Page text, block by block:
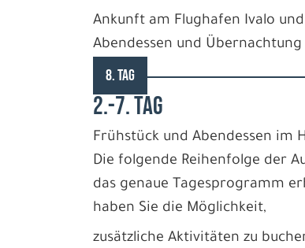
Ankunft am Flughafen Ivalo
Abendessen und
8. TAG
2.-7. TAG
Frühstück und Abendessen im
Die folgende Reihenfolge der
das genaue Tagesprogramm
haben Sie die Möglichkeit,
zusätzliche Aktivitäten zu